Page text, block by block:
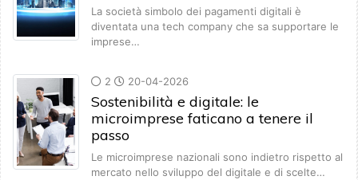
La società simbolo dei pagamenti digitali è
diventata una tech company che sa supportare le
imprese…
2 20-04-2026
Sostenibilità e digitale: le
microimprese faticano a tenere il
passo
Le microimprese nazionali sono indietro rispetto al
mercato nello sviluppo del digitale e di scelte…